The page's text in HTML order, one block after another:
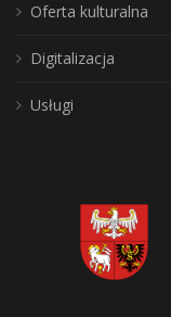
Oferta kulturalna
Digitalizacja
Usługi